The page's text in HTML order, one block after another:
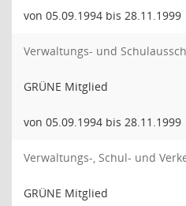
von 05.09.1994 bis 28.11.1999
Verwaltungs- und
GRÜNE Mitglied
von 05.09.1994 bis 28.11.1999
Verwaltungs-, Schul- und
GRÜNE Mitglied